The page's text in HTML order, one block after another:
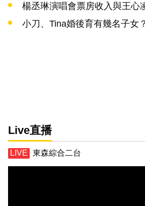
楊丞琳演唱會票房收入與王心
小刀、Tina婚後育有幾名子女？
Live直播
東森綜合二台